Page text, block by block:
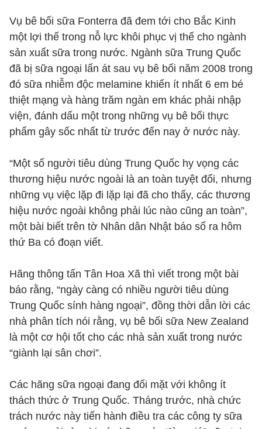
Vụ bê bối sữa Fonterra đã đem tới cho Bắc Kinh
một lợi thế trong nỗ lực khôi phục vị thế cho ngành
sản xuất sữa trong nước. Ngành sữa Trung Quốc
đã bị sữa ngoại lấn át sau vụ bê bối năm 2008 trong
đó sữa nhiễm độc melamine khiến ít nhất 6 em bé
thiệt mạng và hàng trăm ngàn em khác phải nhập
viện, đánh dấu một trong những vụ bê bối thực
phẩm gây sốc nhất từ trước đến nay ở nước này.
“Một số người tiêu dùng Trung Quốc hy vọng các
thương hiệu nước ngoài là an toàn tuyệt đối, nhưng
những vụ việc lặp đi lặp lại đã cho thấy, các thương
hiệu nước ngoài không phải lúc nào cũng an toàn”,
một bài biết trên tờ Nhân dân Nhật báo số ra hôm
thứ Ba có đoạn viết.
Hãng thông tấn Tân Hoa Xã thì viết trong một bài
báo rằng, “ngày càng có nhiều người tiêu dùng
Trung Quốc sính hàng ngoại”, đồng thời dẫn lời các
nhà phân tích nói rằng, vụ bê bối sữa New Zealand
là một cơ hội tốt cho các nhà sản xuất trong nước
“giành lại sân chơi”.
Các hãng sữa ngoại đang đối mặt với không ít
thách thức ở Trung Quốc. Tháng trước, nhà chức
trách nước này tiến hành điều tra các công ty sữa